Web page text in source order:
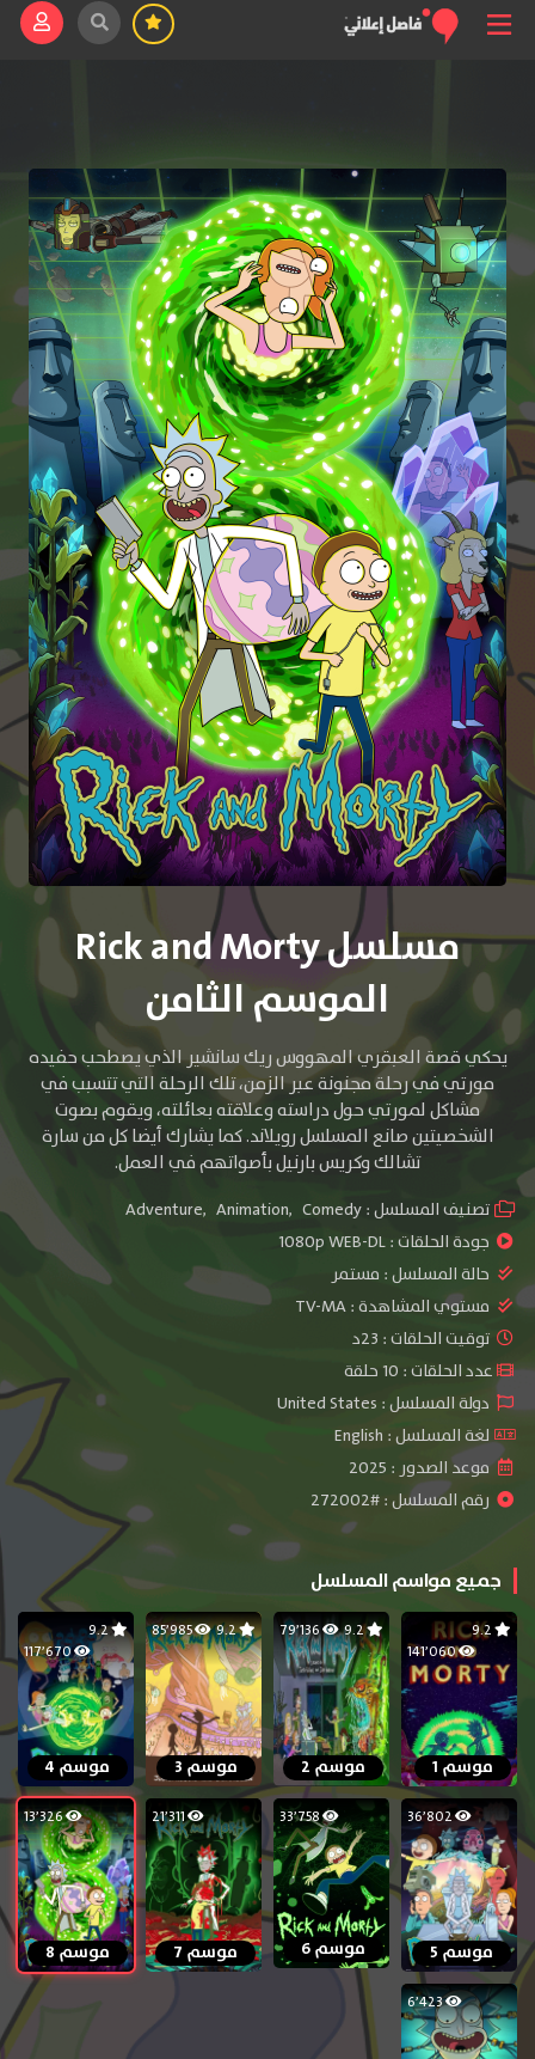
مسلسل Rick and Morty
الموسم الثامن
يحكي قصة العبقري المهووس ريك سانشير الذي يصطحب حفيده
مورتي في رحلة مجنونة عبر الزمن، تلك الرحلة التي تتسبب في
مشاكل لمورتي حول دراسته وعلاقته بعائلته، ويقوم بصوت
الشخصيتين صانع المسلسل رويلاند. كما يشارك أيضا كل من سارة
تشالك وكريس بارنيل بأصواتهم في العمل.
تصنيف المسلسل : Adventure, Animation, Comedy
جودة الحلقات :1080p WEB-DL
حالة المسلسل : مستمر
مستوي المشاهدة :TV-MA
توقيت الحلقات : 23د
عدد الحلقات : 10 حلقة
دولة المسلسل : United States
لغة المسلسل : English
موعد الصدور : 2025
رقم المسلسل : #272002
جميع مواسم المسلسل
141٬060
موسم 1
9.2 79٬136
موسم 2
9.2 85٬985
موسم 3
9.2
117٬670
موسم 4
36٬802
موسم 5 موسم 6
21٬311
موسم 7
13٬326
موسم 8
6٬423